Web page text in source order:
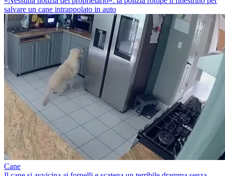
salvare un cane intrappolato in auto
Cane